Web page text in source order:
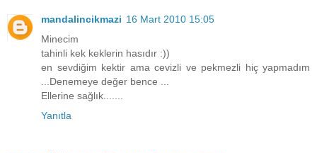
mandalincikmazi 16 Mart 2010 15:05
Minecim
tahinli kek keklerin hasıdır :))
en sevdiğim kektir ama cevizli ve pekmezli hiç yapmadım
...Denemeye değer bence ...
Ellerine sağlık.......
Yanıtla